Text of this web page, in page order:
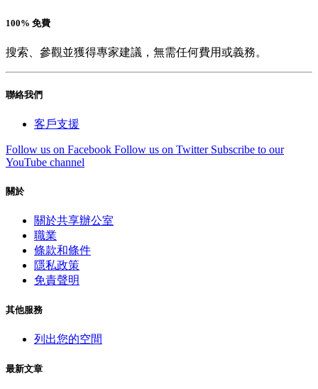
100% 免費
搜索、參觀並獲得專家建議，無需任何費用或義務。
聯絡我們
客戶支援
Follow us on Facebook Follow us on Twitter Subscribe to our
YouTube channel
關於
關於共享辦公室
職業
條款和條件
隱私政策
免責聲明
其他服務
列出您的空間
最新文章